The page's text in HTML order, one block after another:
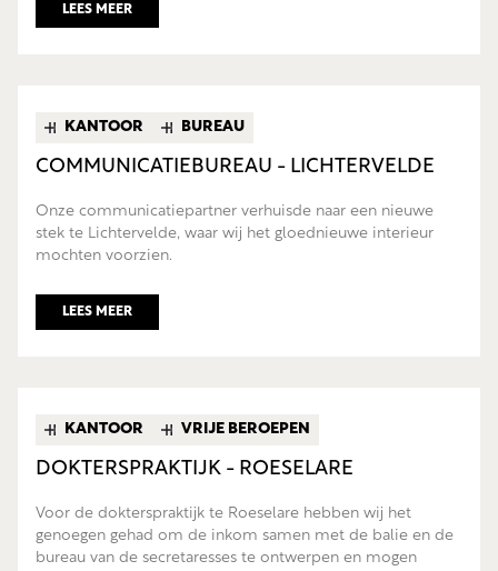
LEES MEER
KANTOOR BUREAU
COMMUNICATIEBUREAU - LICHTERVELDE
Onze communicatiepartner verhuisde naar een nieuwe
stek te Lichtervelde, waar wij het gloednieuwe interieur
mochten voorzien.
LEES MEER
KANTOOR VRIJE BEROEPEN
DOKTERSPRAKTIJK - ROESELARE
Voor de dokterspraktijk te Roeselare hebben wij het
genoegen gehad om de inkom samen met de balie en de
bureau van de secretaresses te ontwerpen en mogen